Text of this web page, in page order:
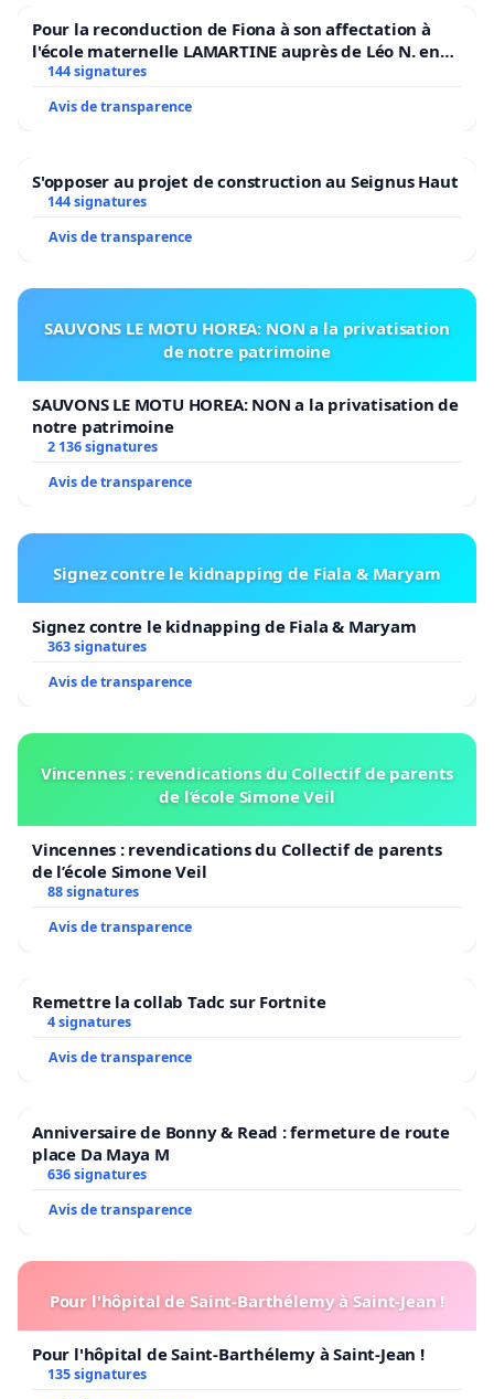
Pour la reconduction de Fiona à son affectation à
l'école maternelle LAMARTINE auprès de Léo N. en
2026/2027
144 signatures
Avis de transparence
S'opposer au projet de construction au Seignus Haut
144 signatures
Avis de transparence
SAUVONS LE MOTU HOREA: NON a la privatisation
de notre patrimoine
SAUVONS LE MOTU HOREA: NON a la privatisation de
notre patrimoine
2 136 signatures
Avis de transparence
Signez contre le kidnapping de Fiala & Maryam
Signez contre le kidnapping de Fiala & Maryam
363 signatures
Avis de transparence
Vincennes : revendications du Collectif de parents
de l’école Simone Veil
Vincennes : revendications du Collectif de parents
de l’école Simone Veil
88 signatures
Avis de transparence
Remettre la collab Tadc sur Fortnite
4 signatures
Avis de transparence
Anniversaire de Bonny & Read : fermeture de route
place Da Maya M
636 signatures
Avis de transparence
Pour l'hôpital de Saint-Barthélemy à Saint-Jean !
Pour l'hôpital de Saint-Barthélemy à Saint-Jean !
135 signatures